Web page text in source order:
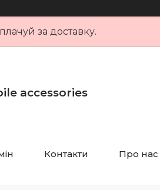
за доставку.
accessories
Контакти Про нас